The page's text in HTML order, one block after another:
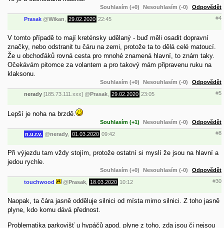
Souhlasím (+0) Nesouhlasím (-0) Odpovědět
Prasak @Wikan 29.02.2020 22:45 #4
V tomto případě to mají kreténsky udělaný - buď měli osadit dopravní
značky, nebo odstranit tu čáru na zemi, protože ta to dělá celé matoucí.
Že u obchoďáků rovná cesta pro mnohé znamená hlavní, to znám taky.
Očekávám pitomce za volantem a pro takový mám připravenu ruku na
klaksonu.
Souhlasím (+0) Nesouhlasím (-0) Odpovědět
nerady [185.73.111.xxx] @Prasak 29.02.2020 23:05 #5
Lepší je noha na brzdě.
Souhlasím (+1) Nesouhlasím (-0) Odpovědět
n.u.r.v. @nerady 01.03.2020 09:42 #8
Při výjezdu tam vždy stojím, protože ostatní si myslí že jsou na hlavní a
jedou rychle.
Souhlasím (+0) Nesouhlasím (-0) Odpovědět
touchwood @Prasak 18.03.2020 10:12 #30
Naopak, ta čára jasně odděluje silnici od místa mimo silnici. Z toho jasně
plyne, kdo komu dává přednost.
Problematika parkovišť u hypáčů apod. plyne z toho, zda jsou či nejsou